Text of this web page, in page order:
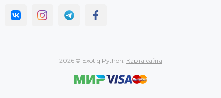
2026 © Exotiq Python. Карта сайта